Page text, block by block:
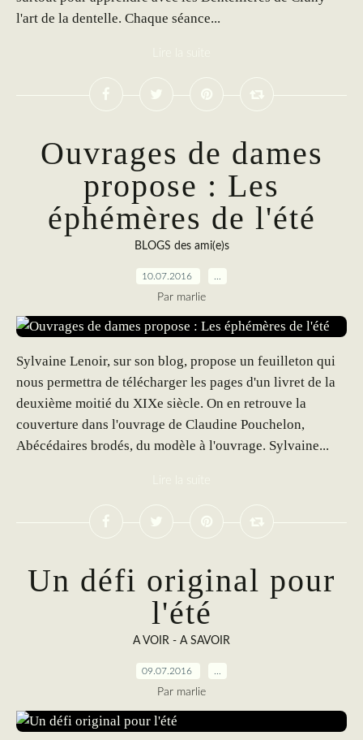
l'art de la dentelle. Chaque séance...
Ouvrages de dames
propose : Les
éphémères de l'été
BLOGS des ami(e)s
10.07.2016
Par marlie
Sylvaine Lenoir, sur son blog, propose un feuilleton qui
nous permettra de télécharger les pages d'un livret de la
deuxième moitié du XIXe siècle. On en retrouve la
couverture dans l'ouvrage de Claudine Pouchelon,
Abécédaires brodés, du modèle à l'ouvrage. Sylvaine...
Un défi original pour
l'été
A VOIR - A SAVOIR
09.07.2016
Par marlie